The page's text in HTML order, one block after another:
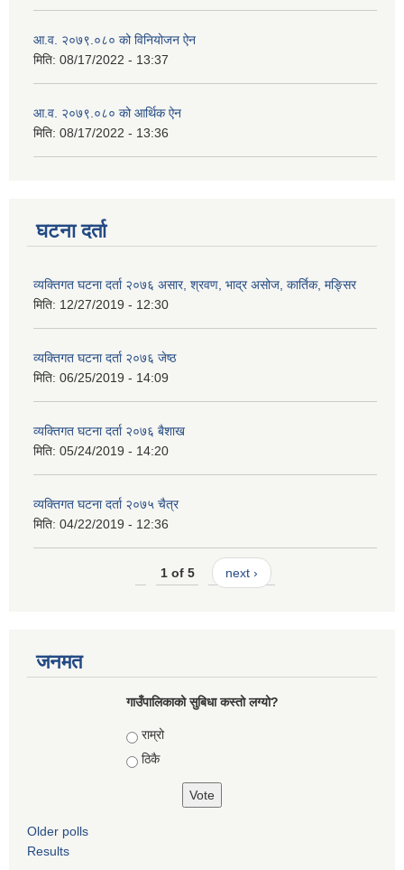
आ.व. २०७९.०८० को विनियोजन ऐन
मिति: 08/17/2022 - 13:37
आ.व. २०७९.०८० को आर्थिक ऐन
मिति: 08/17/2022 - 13:36
घटना दर्ता
व्यक्तिगत घटना दर्ता २०७६ असार, श्रवण, भाद्र असोज, कार्तिक, मङ्सिर
मिति: 12/27/2019 - 12:30
व्यक्तिगत घटना दर्ता २०७६ जेष्ठ
मिति: 06/25/2019 - 14:09
व्यक्तिगत घटना दर्ता २०७६ बैशाख
मिति: 05/24/2019 - 14:20
व्यक्तिगत घटना दर्ता २०७५ चैत्र
मिति: 04/22/2019 - 12:36
1 of 5 next ›
जनमत
गाउँपालिकाको सुबिधा कस्तो लग्यो?
Choices
राम्रो
ठिकै
Older polls
Results